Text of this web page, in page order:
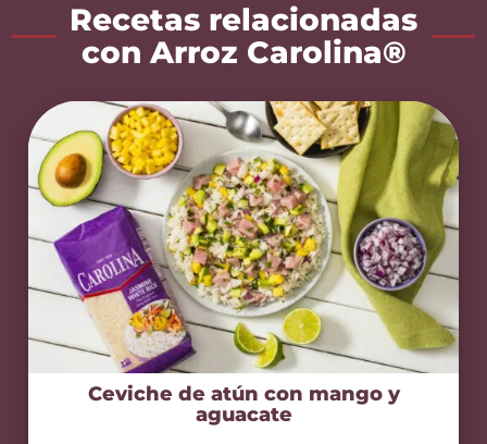
Recetas relacionadas
con Arroz Carolina®
Ceviche de atún con mango y
aguacate